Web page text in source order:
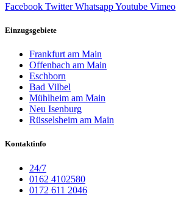
Facebook Twitter WhatsappYoutube Vimeo
Einzugsgebiete
Frankfurt am Main
Offenbach am Main
Eschborn
Bad Vilbel
Mühlheim am Main
Neu Isenburg
Rüsselsheim am Main
Kontaktinfo
24/7
0162 4102580
0172 611 2046